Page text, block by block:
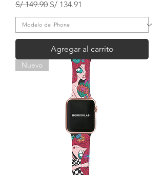
Precio
S/ 149.90 Precio de oferta
S/ 134.91
Agregar al carrito
Nuevo